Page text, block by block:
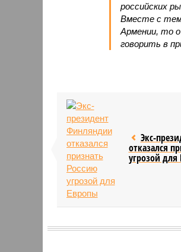
российских
Вместе с
Армении, то
говорить в
Экс-
отказался
угрозой